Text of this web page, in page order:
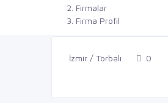
Firmalar
Firma Profil
İzmir / Torbalı 0